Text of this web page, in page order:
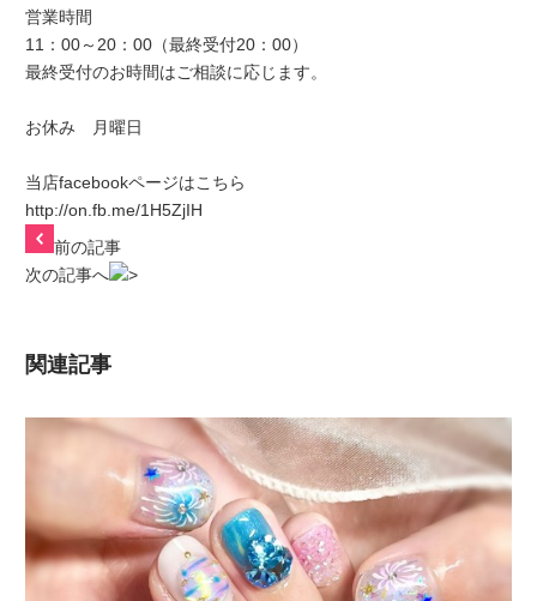
営業時間
11：00～20：00（最終受付20：00）
最終受付のお時間はご相談に応じます。
お休み 月曜日
当店facebookページはこちら
http://on.fb.me/1H5ZjIH
前の記事
次の記事へ
関連記事